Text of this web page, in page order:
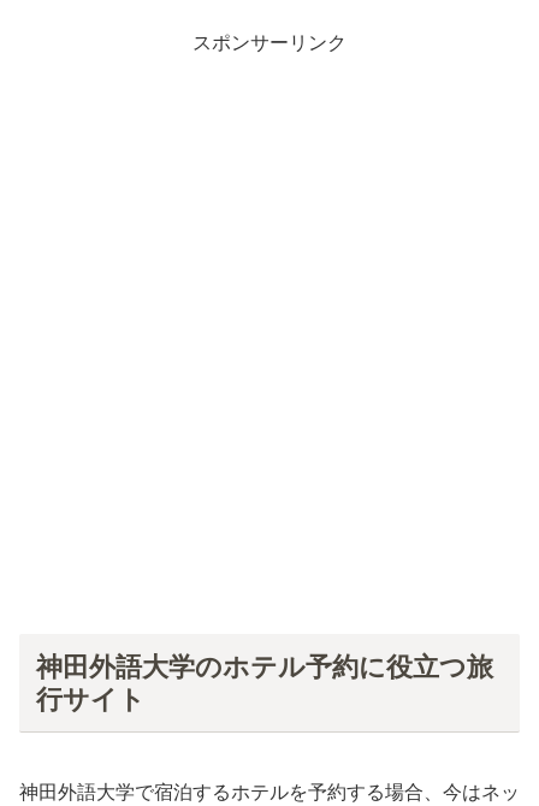
スポンサーリンク
神田外語大学のホテル予約に役立つ旅
行サイト
神田外語大学で宿泊するホテルを予約する場合、今はネッ